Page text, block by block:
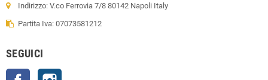
Indirizzo: V.co Ferrovia 7/8 80142 Napoli Italy
Partita Iva: 07073581212
SEGUICI
Facebook